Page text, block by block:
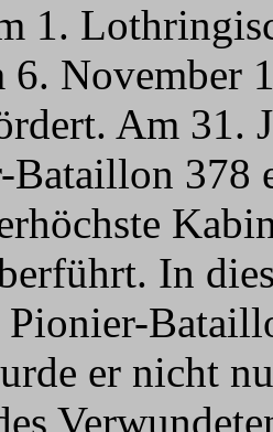
1.
6. November
Am 31.
Bataillon 378
In
er nicht